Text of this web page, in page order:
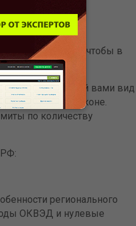
году
проверять, чтобы в
что выбранный вами вид
законе.
по количеству
регионального
ОКВЭД и нулевые
Как посчитать размер
долга?
03.08.2026
Для исчисления размера
в целях ст�...